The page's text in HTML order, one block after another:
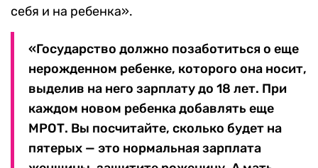
себя и на ребенка».
«Государство должно позаботиться о еще
нерожденном ребенке, которого она носит,
выделив на него зарплату до 18 лет. При
каждом новом ребенка добавлять еще
МРОТ. Вы посчитайте, сколько будет на
пятерых — это нормальная зарплата